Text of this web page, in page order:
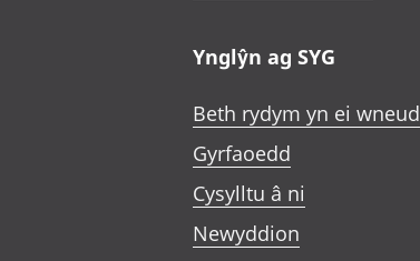
Ynglŷn ag SYG
Beth rydym yn ei wneud
Gyrfaoedd
Cysylltu â ni
Newyddion